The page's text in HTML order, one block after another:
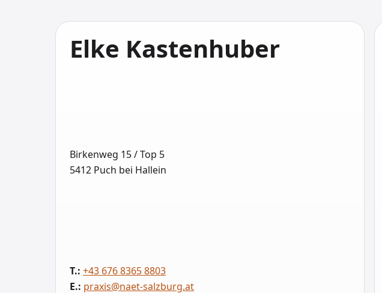
Elke Kastenhuber
Birkenweg 15 / Top 5
5412 Puch bei Hallein
T.: +43 676 8365 8803
E.: praxis@naet-salzburg.at